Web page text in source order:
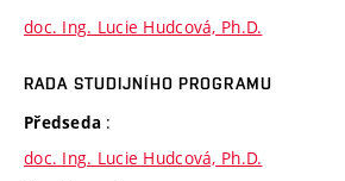
doc. Ing. Lucie Hudcová, Ph.D.
RADA STUDIJNÍHO PROGRAMU
Předseda :
doc. Ing. Lucie Hudcová, Ph.D.